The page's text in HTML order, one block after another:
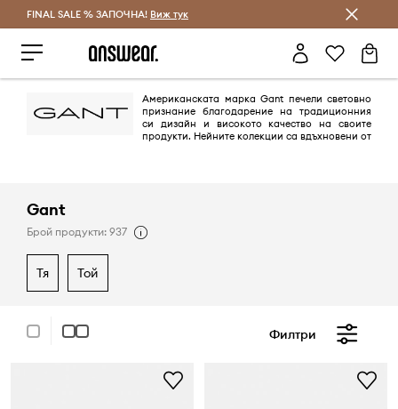
Спестявай с Answear Club
FINAL SALE % ЗАПОЧНА! Виж тук
Американската марка Gant печели световно
признание благодарение на традиционния
си дизайн и високото качество на своите
продукти. Нейните колекции са вдъхновени от
Gant
Брой продукти: 937
тя той
Филтри